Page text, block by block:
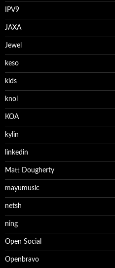
IPV9
JAXA
Jewel
keso
kids
knol
KOA
kylin
linkedin
Matt Dougherty
mayumusic
netsh
ning
Open Social
Openbravo